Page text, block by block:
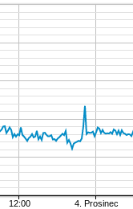
12:00 4. Prosinec